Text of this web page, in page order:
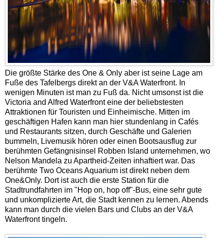
Die größte Stärke des One & Only aber ist seine Lage am
Fuße des Tafelbergs direkt an der V&A Waterfront. In
wenigen Minuten ist man zu Fuß da. Nicht umsonst ist die
Victoria and Alfred Waterfronteine der beliebstesten
Attraktionen für Touristen und Einheimische. Mitten im
geschäftigen Hafen kann man hier stundenlang in Cafés
und Restaurants sitzen, durch Geschäfte und Galerien
bummeln, Livemusik hören oder einen Bootsausflug zur
berühmten Gefängnisinsel Robben Island unternehmen, wo
Nelson Mandela zu Apartheid-Zeiten inhaftiert war. Das
berühmte Two Oceans Aquarium ist direkt neben dem
One&Only. Dort ist auch die erste Station für die
Stadtrundfahrten im "Hop on, hop off"-Bus, eine sehr gute
und unkomplizierte Art, die Stadt kennen zu lernen. Abends
kann man durch die vielen Bars und Clubs an der V&A
Waterfront tingeln.